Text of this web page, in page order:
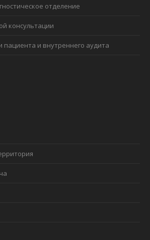
отделение
консультации
пациента и внутреннего аудита